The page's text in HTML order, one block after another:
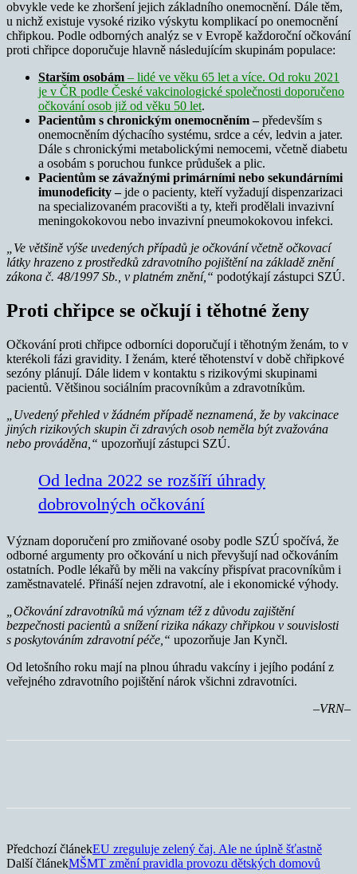
obvykle vede ke zhoršení jejich základního onemocnění. Dále těm,
u nichž existuje vysoké riziko výskytu komplikací po onemocnění
chřipkou. Podle odborných analýz se v Evropě každoroční očkování
proti chřipce doporučuje hlavně následujícím skupinám populace:
Starším osobám – lidé ve věku 65 let a více. Od roku 2021
je v ČR podle České vakcinologické společnosti doporučeno
očkování osob již od věku 50 let.
Pacientům s chronickým onemocněním –především s
onemocněním dýchacího systému, srdce a cév, ledvin a jater.
Dále s chronickými metabolickými nemocemi, včetně diabetu
a osobám s poruchou funkce průdušek a plic.
Pacientům se závažnými primárními nebo sekundárními
imunodeficity –jde o pacienty, kteří vyžadují dispenzarizaci
na specializovaném pracovišti a ty, kteři prodělali invazivní
meningokokovou nebo invazivní pneumokokovou infekci.
„Ve většině výše uvedených případů je očkování včetně očkovací
látky hrazeno z prostředků zdravotního pojištění na základě znění
zákona č. 48/1997 Sb., v platném znění,“ podotýkají zástupci SZÚ.
Proti chřipce se očkují i těhotné ženy
Očkování proti chřipce odborníci doporučují i těhotným ženám, to v
kterékoli fázi gravidity. I ženám, které těhotenství v době chřipkové
sezóny plánují. Dále lidem v kontaktu s rizikovými skupinami
pacientů. Většinou sociálním pracovníkům a zdravotníkům.
„Uvedený přehled v žádném případě neznamená, že by vakcinace
jiných rizikových skupin či zdravých osob neměla být zvažována
nebo prováděna,“ upozorňují zástupci SZÚ.
Od ledna 2022 se rozšíří úhrady
dobrovolných očkování
Význam doporučení pro zmiňované osoby podle SZÚ spočívá, že
odborné argumenty pro očkování u nich převyšují nad očkováním
ostatních. Podle lékařů by měli na vakcíny přispívat pracovníkům i
zaměstnavatelé. Přináší nejen zdravotní, ale i ekonomické výhody.
„Očkování zdravotníků má význam též z důvodu zajištění
bezpečnosti pacientů a snížení rizika nákazy chřipkou v souvislosti
s poskytováním zdravotní péče,“ upozorňuje Jan Kynčl.
Od letošního roku mají na plnou úhradu vakcíny i jejího podání z
veřejného zdravotního pojištění nárok všichni zdravotníci.
–VRN–
Předchozí článekEU zreguluje zelený čaj. Ale ne úplně šťastně
Další článekMŠMT změní pravidla provozu dětských domovů